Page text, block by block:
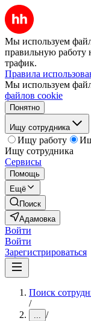
Мы используем
правильную работу
трафик.
Правила
Мы используем
файлов cookie
Понятно
Ищу сотрудника
Ищу работу
Ищу сотрудника
Сервисы
Помощь
Ещё
Поиск
Адамовка
Войти
Войти
Зарегистрироваться
Поиск
/
... /